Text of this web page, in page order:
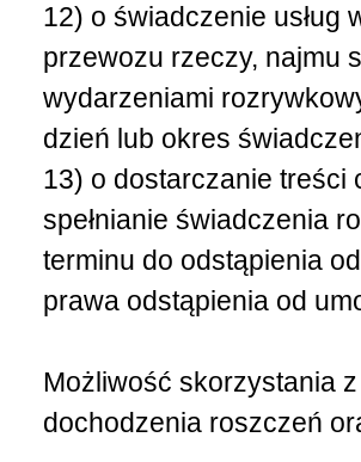
12) o świadczenie usług
przewozu rzeczy, najmu
wydarzeniami
dzień lub okres
13) o dostarczanie treści
spełnianie świadczenia
terminu do odstąpienia
prawa odstąpienia od
Możliwość skorzystania
dochodzenia roszczeń